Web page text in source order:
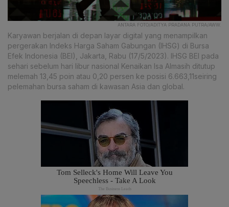
ANTARA FOTO/ADITYA PRADANA PUTRA/AWW.
Karyawan berjalan di depan layar digital yang menampilkan
pergerakan Indeks Harga Saham Gabungan (IHSG) di Bursa
Efek Indonesia (BEI), Jakarta, Rabu (17/5/2023). IHSG BEI pada
sehari sebelum hari libur nasional Kenaikan Isa Almasih ditutup
melemah 13,45 poin atau 0,20 persen ke posisi 6.663,11seiring
pelemahan bursa saham di kawasan Asia dan global.